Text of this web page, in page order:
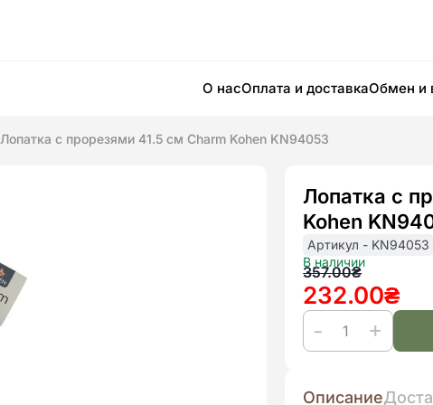
О насОплата и доставкаОбмен и
Лопатка с прорезями 41.5 см Charm Kohen KN94053
Лопатка с
Kohen
Артикул - KN94053
В наличии
357.00₴
цена
составляла
357.00₴.
232.00₴
Текущая
цена:
232.00₴.
Количество
Лопатка
Описание